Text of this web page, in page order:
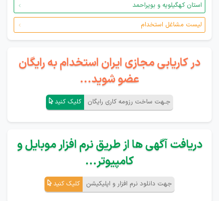
استان کهگیلویه و بویراحمد
لیست مشاغل استخدام
در کاریابی مجازی ایران استخدام به رایگان
عضو شوید...
جـهت ساخت رزومه کاری رایگان کلیک کنید
دریافت آگهی ها از طریق نرم افزار موبایل و
کامپیوتر...
جهت دانلود نرم افزار و اپلیکیشن کلیک کنید